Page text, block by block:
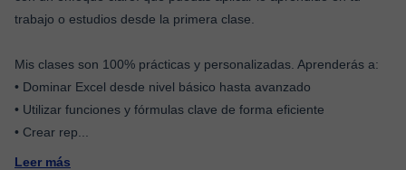
trabajo o estudios desde la primera clase.
Mis clases son 100% prácticas y personalizadas. Aprenderás a:
• Dominar Excel desde nivel básico hasta avanzado
• Utilizar funciones y fórmulas clave de forma eficiente
• Crear rep
Leer más